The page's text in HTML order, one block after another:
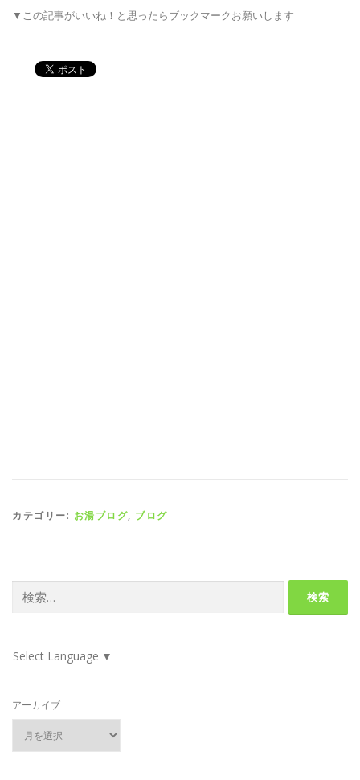
▼この記事がいいね！と思ったらブックマークお願いします
カテゴリー: お湯ブログ, ブログ
索:
Select Language ▼
アーカイブ